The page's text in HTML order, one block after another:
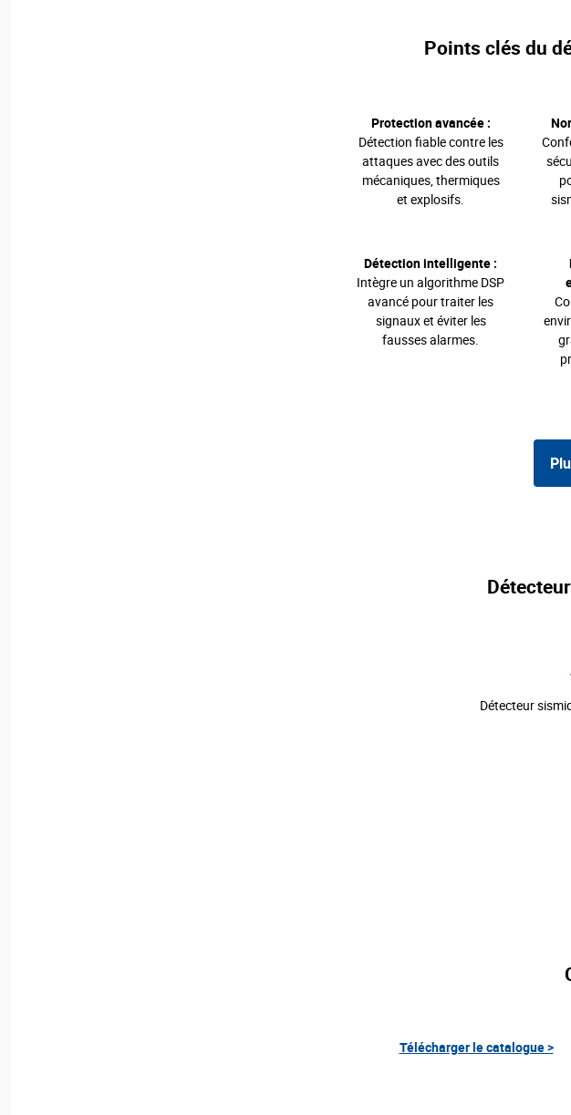
Points clés du
Protection avancée :
Détection fiable contre les
attaques avec des outils
mécaniques, thermiques
et explosifs.
Détection intelligente :
Intègre un algorithme DSP
avancé pour traiter les
signaux et éviter les
fausses alarmes.
Détecteur
Télécharger le catalogue >